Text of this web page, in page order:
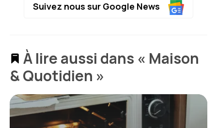
Suivez nous sur Google News
À lire aussi dans « Maison
& Quotidien »